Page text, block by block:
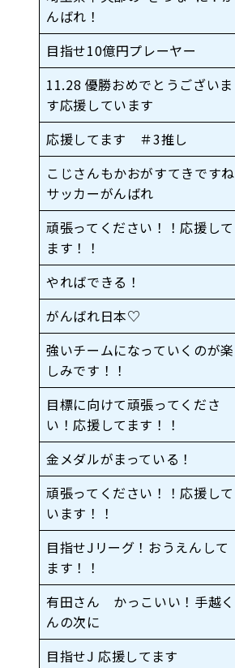
んばれ！
目指せ10億円プレーヤー
11.28 優勝おめでとうございま
す応援しています
応援してます ＃3推し
こじさんもかおがすてきですね
サッカーがんばれ
頑張ってください！！応援して
ます！！
やればできる！
がんばれ日本♡
強いチームになっていくのが楽
しみです！！
目標に向けて頑張ってくださ
い！応援してます！！
金メダルがまっている！
頑張ってください！！応援して
います！！
目指せJリーグ！おうえんして
ます！！
有田さん かっこいい！手越く
んの次に
目指せJ 応援してます